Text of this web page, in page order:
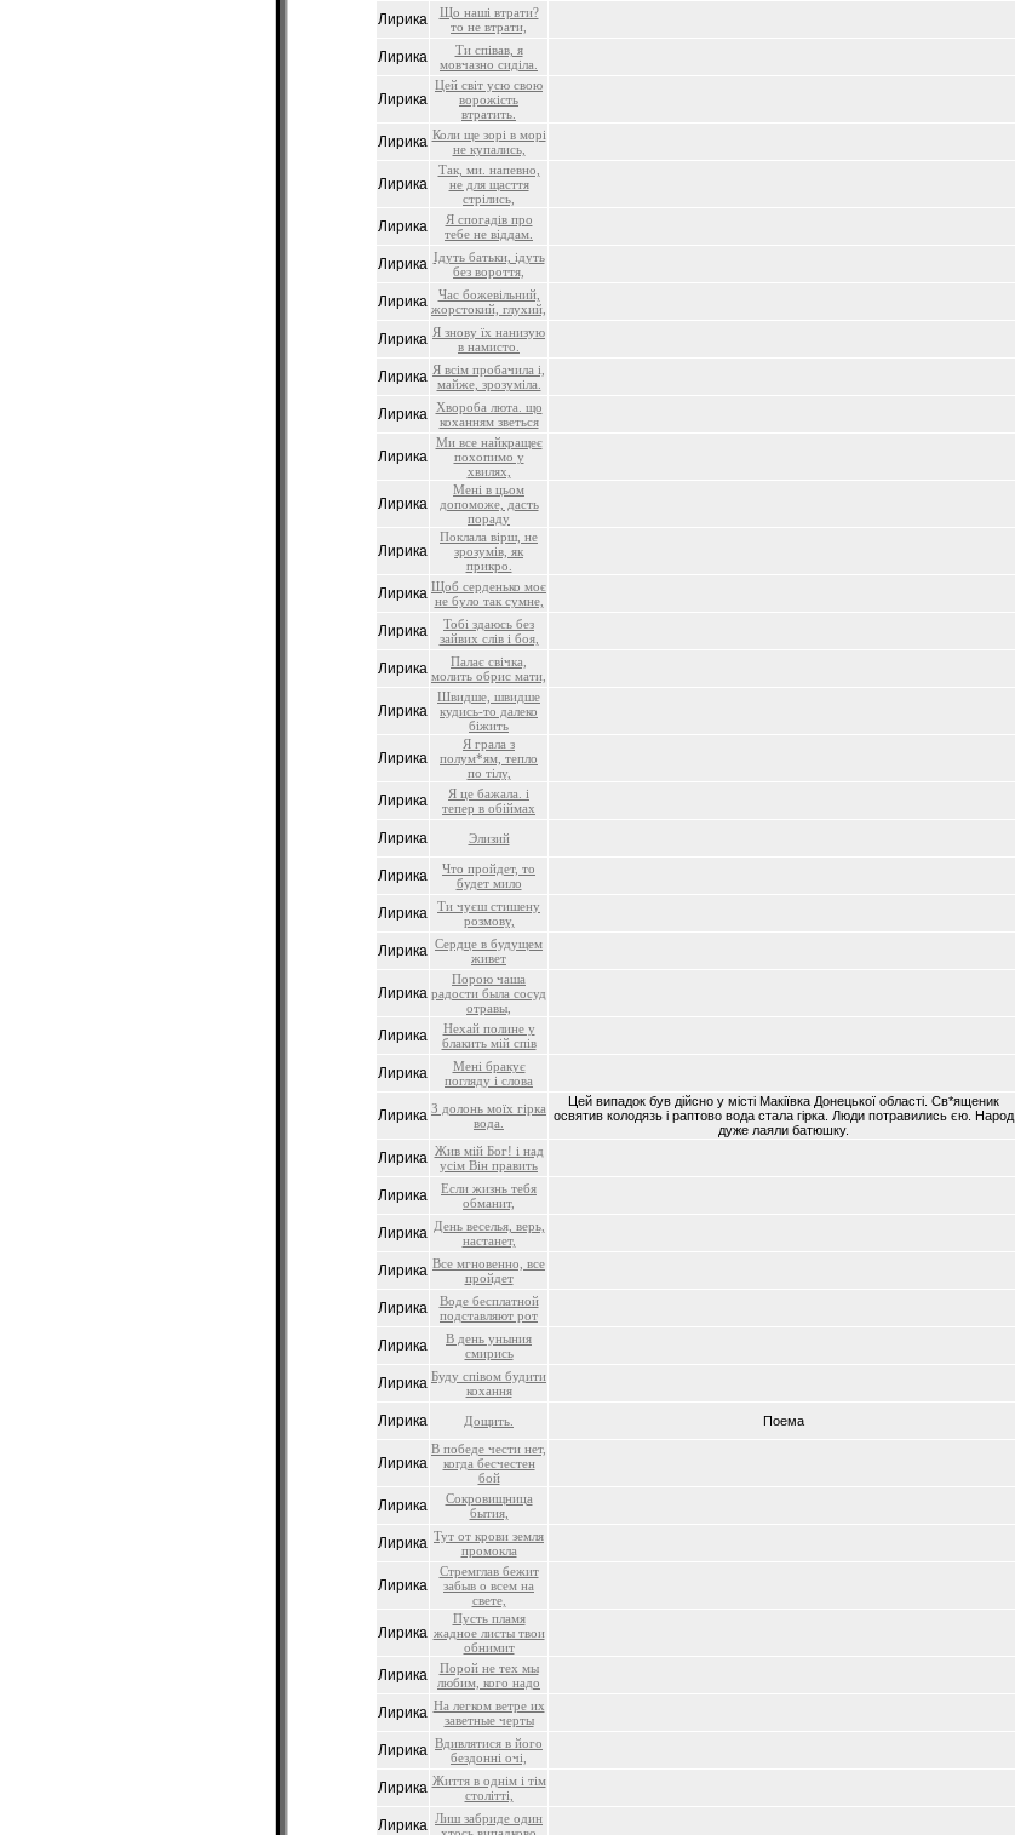
Лирика
Що наші втрати?
то не втрати,
Лирика
Ти співав, я
мовчазно сиділа.
Лирика
Цей світ усю свою
ворожість
втратить.
Лирика Коли ще зорі в морі
не купались,
Лирика
Так, ми. напевно,
не для щасття
стрілись,
Лирика
Я спогадів про
тебе не віддам.
Лирика Ідуть батьки, ідуть
без вороття,
Лирика
Час божевільний,
жорстокий, глухий,
Лирика Я знову їх нанизую
в намисто.
Лирика Я всім пробачила і,
майже, зрозуміла.
Лирика
Хвороба люта. що
коханням зветься
Лирика
Ми все найкращеє
похопимо у
хвилях,
Лирика
Мені в цьом
допоможе, дасть
пораду
Лирика
Поклала вірш, не
зрозумів, як
прикро.
Лирика Щоб серденько моє
не було так сумне,
Лирика
Тобі здаюсь без
зайвих слів і боя,
Лирика
Палає свічка,
молить обрис мати,
Лирика
Швидше, швидше
кудись-то далеко
біжить
Лирика
Я грала з
полум*ям, тепло
по тілу,
Лирика
Я це бажала. і
тепер в обіймах
Лирика Элизий
Лирика
Что пройдет, то
будет мило
Лирика
Ти чуєш стишену
розмову,
Лирика Сердце в будущем
живет
Лирика
Порою чаша
радости была сосуд
отравы,
Лирика
Нехай полине у
блакить мій спів
Лирика
Мені бракує
погляду і слова
Лирика З долонь моїх гірка
вода.
Цей випадок був дійсно у місті Макіївка Донецької області. Св*ященик
освятив колодязь і раптово вода стала гірка. Люди потравились єю. Народ
дуже лаяли батюшку.
Лирика Жив мій Бог! і над
усім Він править
Лирика
Если жизнь тебя
обманит,
Лирика День веселья, верь,
настанет,
Лирика Все мгновенно, все
пройдет
Лирика
Воде бесплатной
подставляют рот
Лирика
В день уныния
смирись
Лирика Буду співом будити
кохання
Лирика Дощить. Поема
Лирика
В победе чести нет,
когда бесчестен
бой
Лирика
Сокровищница
бытия,
Лирика Тут от крови земля
промокла
Лирика
Стремглав бежит
забыв о всем на
свете,
Лирика
Пусть пламя
жадное листы твои
обнимит
Лирика
Порой не тех мы
любим, кого надо
Лирика На легком ветре их
заветные черты
Лирика Вдивлятися в його
бездонні очі,
Лирика Життя в однім і тім
столітті,
Лирика Лиш забриде один